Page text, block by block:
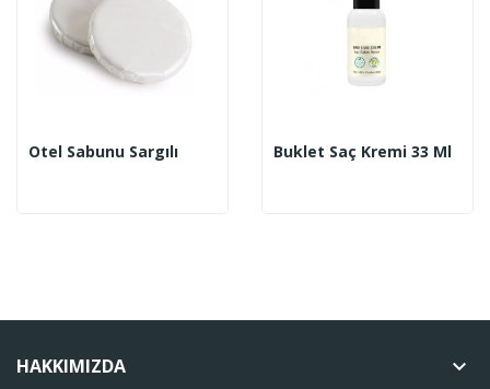
Otel Sabunu Sargılı Buklet Saç Kremi 33 Ml
HAKKIMIZDA keyboard_arrow_down